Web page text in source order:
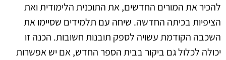
להכיר את המורים החדשים, את התוכנית הלימודית ואת
הציפיות בכיתה החדשה. שיחה עם תלמידים שסיימו את
השכבה הקודמת עשויה לספק תובנות חשובות. הכנה זו
יכולה לכלול גם ביקור בבית הספר החדש, אם יש אפשרות